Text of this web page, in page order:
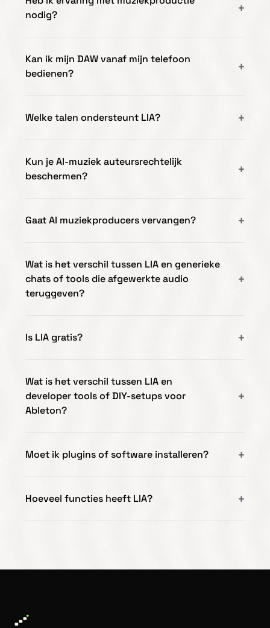
nodig?
Kan ik mijn DAW vanaf mijn telefoon
bedienen?
Welke talen ondersteunt LIA?
Kun je AI-muziek auteursrechtelijk
beschermen?
Gaat AI muziekproducers vervangen?
Wat is het verschil tussen LIA en generieke
chats of tools die afgewerkte audio
teruggeven?
Is LIA gratis?
Wat is het verschil tussen LIA en
developer tools of DIY-setups voor
Ableton?
Moet ik plugins of software installeren?
Hoeveel functies heeft LIA?